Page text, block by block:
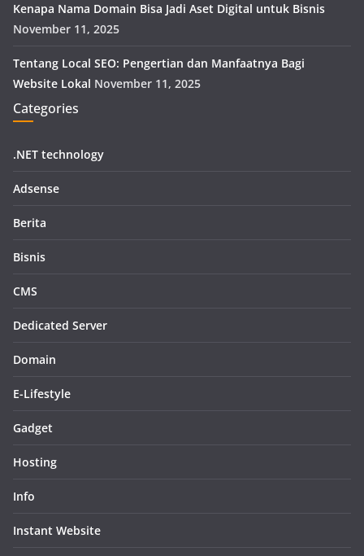
Kenapa Nama Domain Bisa Jadi Aset Digital untuk Bisnis
November 11, 2025
Tentang Local SEO: Pengertian dan Manfaatnya Bagi
Website Lokal November 11, 2025
Categories
.NET technology
Adsense
Berita
Bisnis
CMS
Dedicated Server
Domain
E-Lifestyle
Gadget
Hosting
Info
Instant Website